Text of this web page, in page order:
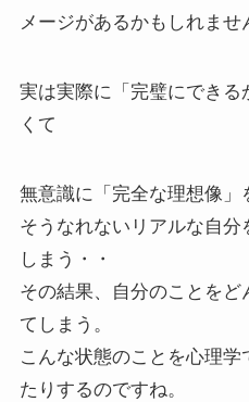
メージがあるかもしれませ
実は実際に「完璧にでき
くて
無意識に「完全な理想像」
そうなれないリアルな自
しまう・・
その結果、自分のことを
てしまう。
こんな状態のことを心理
たりするのですね。